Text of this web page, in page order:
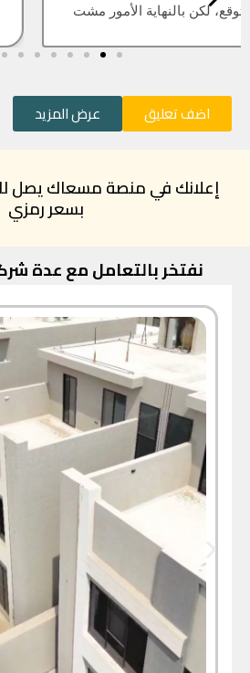
العقار اللي كنت أبيه طلع مباع،
اضف تعليق عرض المزيد
إعلانك في منصة مسعاك يصل
بسعر رمزي
نفتخر بالتعامل مع عدة